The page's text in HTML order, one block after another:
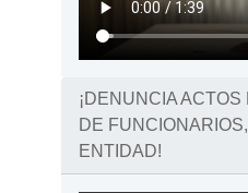
¡DENUNCIA
DE
ENTIDAD!